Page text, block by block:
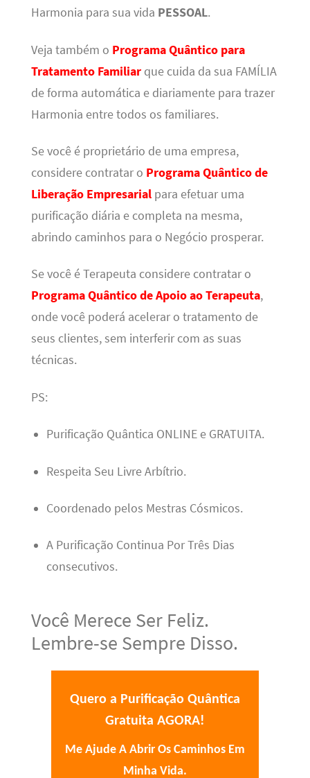
Harmonia para sua vida PESSOAL.
Veja também o Programa Quântico para
Tratamento Familiarque cuida da sua FAMÍLIA
de forma automática e diariamente para trazer
Harmonia entre todos os familiares.
Se você é proprietário de uma empresa,
considere contratar o Programa Quântico de
Liberação Empresarialpara efetuar uma
purificação diária e completa na mesma,
abrindo caminhos para o Negócio prosperar.
Se você é Terapeuta considere contratar o
Programa Quântico de Apoio ao Terapeuta,
onde você poderá acelerar o tratamento de
seus clientes, sem interferir com as suas
técnicas.
PS:
Purificação Quântica ONLINE e GRATUITA.
Respeita Seu Livre Arbítrio.
Coordenado pelos Mestras Cósmicos.
A Purificação Continua Por Três Dias
consecutivos.
Você Merece Ser Feliz.
Lembre-se Sempre Disso.
Quero a Purificação Quântica
Gratuita AGORA!
Me Ajude A Abrir Os Caminhos Em
Minha Vida.